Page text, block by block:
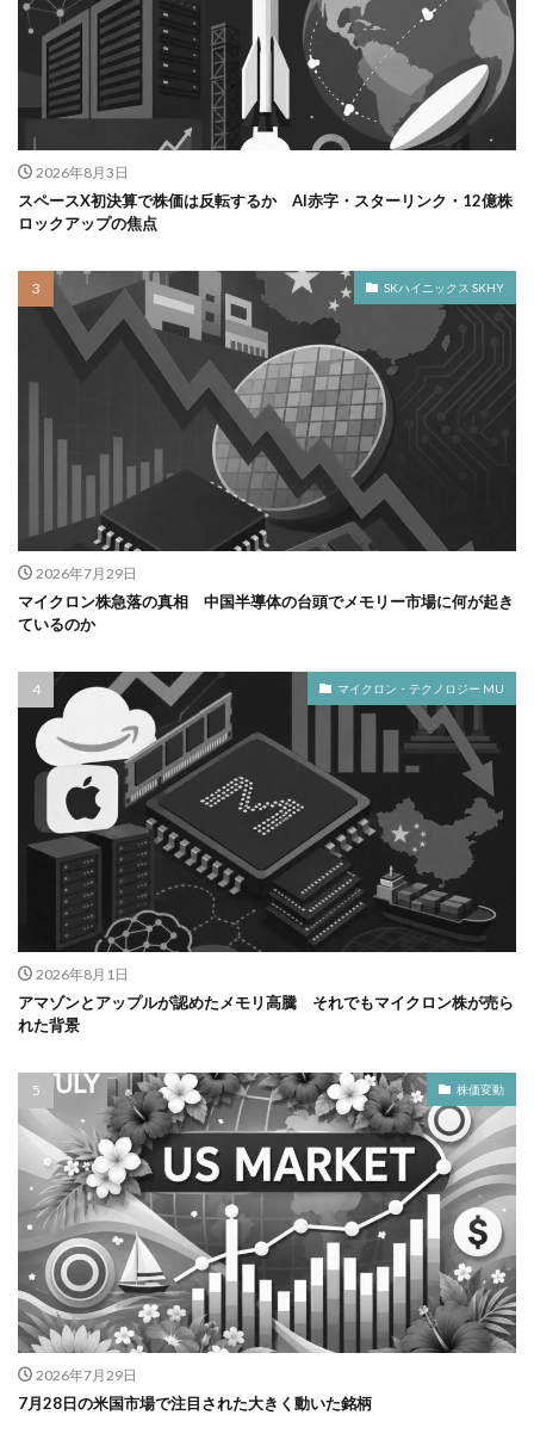
2026年8月3日
スペースX初決算で株価は反転するか AI赤字・スターリンク・12億株
ロックアップの焦点
SKハイニックス SKHY
2026年7月29日
マイクロン株急落の真相 中国半導体の台頭でメモリー市場に何が起き
ているのか
マイクロン・テクノロジー MU
2026年8月1日
アマゾンとアップルが認めたメモリ高騰 それでもマイクロン株が売ら
れた背景
株価変動
2026年7月29日
7月28日の米国市場で注目された大きく動いた銘柄